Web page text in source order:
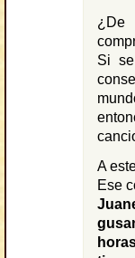
¿De
Si
A
Ese